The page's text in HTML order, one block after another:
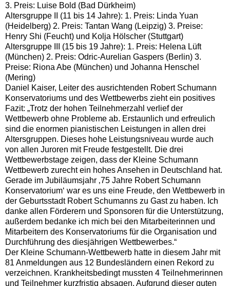
3. Preis: Luise Bold (Bad Dürkheim)
Altersgruppe II (11 bis 14 Jahre): 1. Preis: Linda Yuan
(Heidelberg) 2. Preis: Tantan Wang (Leipzig) 3. Preise:
Henry Shi (Feucht) und Kolja Hölscher (Stuttgart)
Altersgruppe III (15 bis 19 Jahre): 1. Preis: Helena Lüft
(München) 2. Preis: Odric-Aurelian Gaspers (Berlin) 3.
Preise: Riona Abe (München) und Johanna Henschel
(Mering)
Daniel Kaiser, Leiter des ausrichtenden Robert Schumann
Konservatoriums und des Wettbewerbs zieht ein positives
Fazit: „Trotz der hohen Teilnehmerzahl verlief der
Wettbewerb ohne Probleme ab. Erstaunlich und erfreulich
sind die enormen pianistischen Leistungen in allen drei
Altersgruppen. Dieses hohe Leistungsniveau wurde auch
von allen Juroren mit Freude festgestellt. Die drei
Wettbewerbstage zeigen, dass der Kleine Schumann
Wettbewerb zurecht ein hohes Ansehen in Deutschland hat.
Gerade im Jubiläumsjahr ‚75 Jahre Robert Schumann
Konservatorium‘ war es uns eine Freude, den Wettbewerb in
der Geburtsstadt Robert Schumanns zu Gast zu haben. Ich
danke allen Förderern und Sponsoren für die Unterstützung,
außerdem bedanke ich mich bei den Mitarbeiterinnen und
Mitarbeitern des Konservatoriums für die Organisation und
Durchführung des diesjährigen Wettbewerbes.“
Der Kleine Schumann-Wettbewerb hatte in diesem Jahr mit
81 Anmeldungen aus 12 Bundesländern einen Rekord zu
verzeichnen. Krankheitsbedingt mussten 4 Teilnehmerinnen
und Teilnehmer kurzfristig absagen. Aufgrund dieser guten